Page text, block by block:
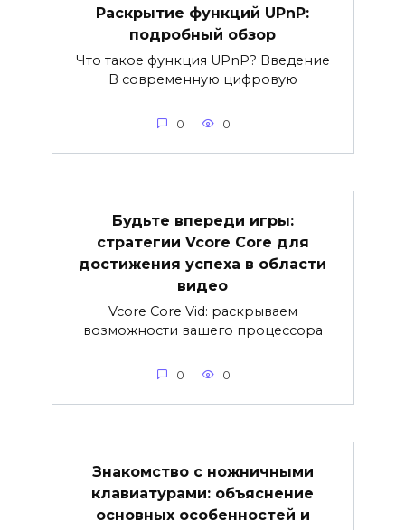
Раскрытие функций UPnP:
подробный обзор
Что такое функция UPnP? Введение
В современную цифровую
0 0
Будьте впереди игры:
стратегии Vcore Core для
достижения успеха в области
видео
Vcore Core Vid: раскрываем
возможности вашего процессора
0 0
Знакомство с ножничными
клавиатурами: объяснение
основных особенностей и